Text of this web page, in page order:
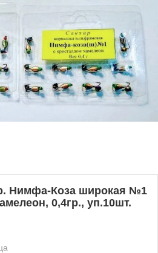
Нимфа-Коза широкая №1
0,4гр., уп.10шт.